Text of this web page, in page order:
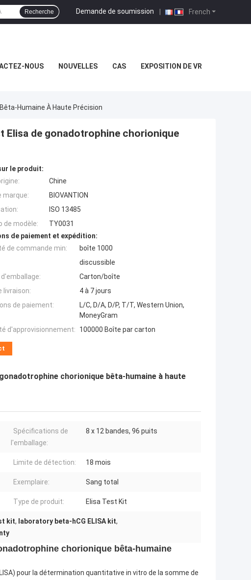
French
Demande de soumission |
Recherche
NOUS NOUVELLES CAS EXPOSITION DE VR
Humaine À Haute Précision
Elisa de gonadotrophine chorionique
le produit:
Chine
marque:
BIOVANTION
ISO 13485
de modèle:
TY0031
de paiement et expédition:
de commande min:
boîte 1000
discussible
Carton/boîte
livraison:
4 à 7 jours
de paiement:
L/C, D/A, D/P, T/T, Western Union,
MoneyGram
d'approvisionnement:
100000 Boîte par carton
chorionique bêta-humaine à haute
Spécifications de
l'emballage:
8 x 12 bandes, 96 puits
Limite de détection: 18 mois
Exemplaire: Sang total
Type de produit: Elisa Test Kit
kit, laboratory beta-hCG ELISA kit,
chorionique bêta-humaine
pour la détermination quantitative in vitro de la somme de